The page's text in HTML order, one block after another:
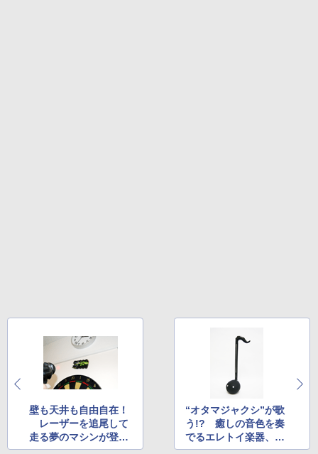
壁も天井も自由自在！
レーザーを追尾して
走る夢のマシンが登
場！
“オタマジャクシ”が歌
う!? 癒しの音色を奏
でるエレトイ楽器、登
場